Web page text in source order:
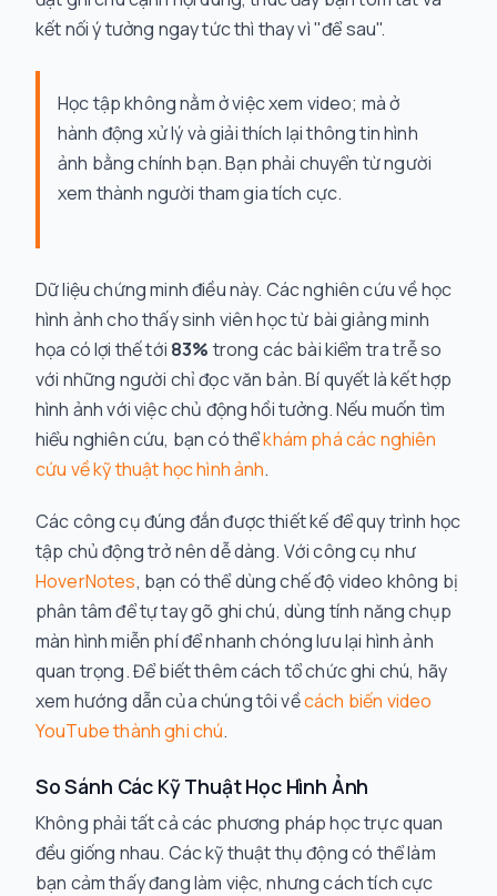
kết nối ý tưởng ngay tức thì thay vì "để sau".
Học tập không nằm ở việc xem video; mà ở
hành động xử lý và giải thích lại thông tin hình
ảnh bằng chính bạn. Bạn phải chuyển từ người
xem thành người tham gia tích cực.
Dữ liệu chứng minh điều này. Các nghiên cứu về học
hình ảnh cho thấy sinh viên học từ bài giảng minh
họa có lợi thế tới 83% trong các bài kiểm tra trễ so
với những người chỉ đọc văn bản. Bí quyết là kết hợp
hình ảnh với việc chủ động hồi tưởng. Nếu muốn tìm
hiểu nghiên cứu, bạn có thểkhám phá các nghiên
cứu về kỹ thuật học hình ảnh.
Các công cụ đúng đắn được thiết kế để quy trình học
tập chủ động trở nên dễ dàng. Với công cụ như
HoverNotes, bạn có thể dùng chế độ video không bị
phân tâm để tự tay gõ ghi chú, dùng tính năng chụp
màn hình miễn phí để nhanh chóng lưu lại hình ảnh
quan trọng. Để biết thêm cách tổ chức ghi chú, hãy
xem hướng dẫn của chúng tôi vềcách biến video
YouTube thành ghi chú.
So Sánh Các Kỹ Thuật Học Hình Ảnh
Không phải tất cả các phương pháp học trực quan
đều giống nhau. Các kỹ thuật thụ động có thể làm
bạn cảm thấy đang làm việc, nhưng cách tích cực